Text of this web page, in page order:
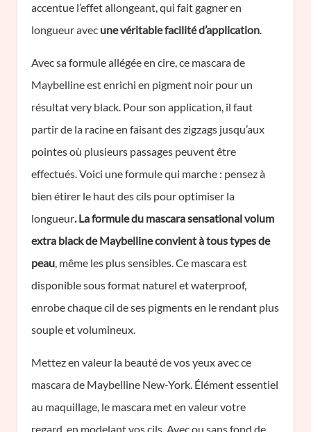
accentue l’effet allongeant, qui fait gagner en
longueur avec une véritable facilité d’application.
Avec sa formule allégée en cire, ce mascara de
Maybelline est enrichi en pigment noir pour un
résultat very black. Pour son application, il faut
partir de la racine en faisant des zigzags jusqu’aux
pointes où plusieurs passages peuvent être
effectués. Voici une formule qui marche : pensez à
bien étirer le haut des cils pour optimiser la
longueur. La formule du mascara sensational volum
extra black de Maybelline convient à tous types de
peau, même les plus sensibles. Ce mascara est
disponible sous format naturel et waterproof,
enrobe chaque cil de ses pigments en le rendant plus
souple et volumineux.
Mettez en valeur la beauté de vos yeux avec ce
mascara de Maybelline New-York. Élément essentiel
au maquillage, le mascara met en valeur votre
regard, en modelant vos cils. Avec ou sans fond de